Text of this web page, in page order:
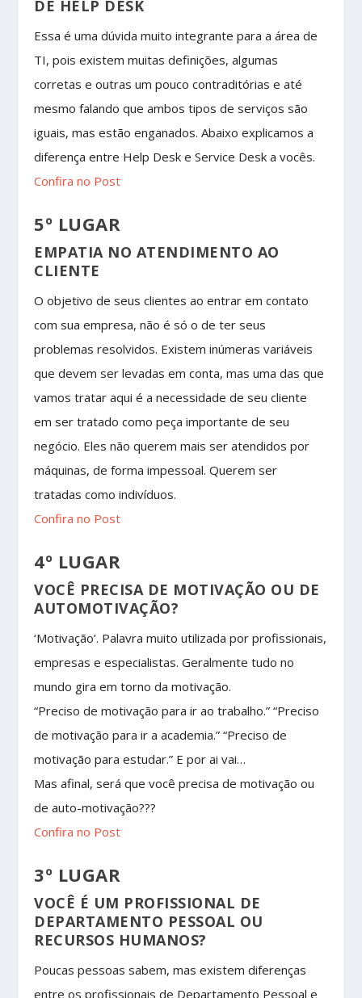
DE HELP DESK
Essa é uma dúvida muito integrante para a área de
TI, pois existem muitas definições, algumas
corretas e outras um pouco contraditórias e até
mesmo falando que ambos tipos de serviços são
iguais, mas estão enganados. Abaixo explicamos a
diferença entre Help Desk e Service Desk a vocês.
Confira no Post
5º LUGAR
EMPATIA NO ATENDIMENTO AO
CLIENTE
O objetivo de seus clientes ao entrar em contato
com sua empresa, não é só o de ter seus
problemas resolvidos. Existem inúmeras variáveis
que devem ser levadas em conta, mas uma das que
vamos tratar aqui é a necessidade de seu cliente
em ser tratado como peça importante de seu
negócio. Eles não querem mais ser atendidos por
máquinas, de forma impessoal. Querem ser
tratadas como indivíduos.
Confira no Post
4º LUGAR
VOCÊ PRECISA DE MOTIVAÇÃO OU DE
AUTOMOTIVAÇÃO?
‘Motivação’. Palavra muito utilizada por profissionais,
empresas e especialistas. Geralmente tudo no
mundo gira em torno da motivação.
“Preciso de motivação para ir ao trabalho.” “Preciso
de motivação para ir a academia.” “Preciso de
motivação para estudar.” E por ai vai…
Mas afinal, será que você precisa de motivação ou
de auto-motivação???
Confira no Post
3º LUGAR
VOCÊ É UM PROFISSIONAL DE
DEPARTAMENTO PESSOAL OU
RECURSOS HUMANOS?
Poucas pessoas sabem, mas existem diferenças
entre os profissionais de Departamento Pessoal e